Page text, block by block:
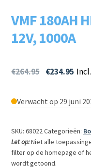
SOORTEN
VMF 180AH
12V, 1000A
€264.95 €234.95
Verwacht op 29 juni
SKU: 68022 Categorieën:
Let op:Niet alle
filter op de homepage of
wordt getoond.